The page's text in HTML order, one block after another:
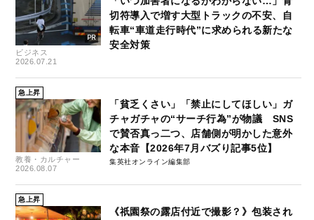
ビジネス
2026.07.21
切符導入で増す大型トラックの不安、自
転車“車道走行時代”に求められる新たな
安全対策
急上昇
教養・カルチャー
2026.08.07
「貧乏くさい」「禁止にしてほしい」ガ
チャガチャの“サーチ行為”が物議 SNS
で賛否真っ二つ、店舗側が明かした意外
な本音【2026年7月バズり記事5位】
集英社オンライン編集部
急上昇
《祇園祭の露店付近で撮影？》包装され